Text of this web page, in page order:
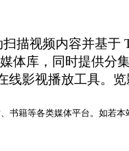
描视频内容并基
体库，同时提供分
线影视播放工具。
书籍等各类媒体平台。如若